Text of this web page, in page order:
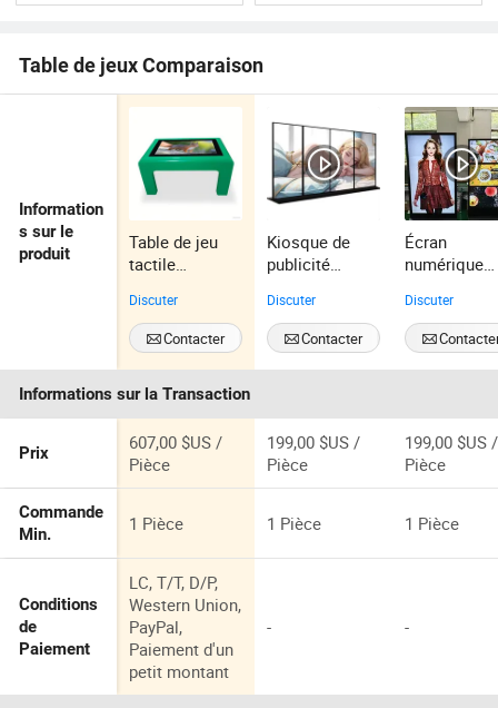
Table de jeux Comparaison
Information
s sur le
produit
Table de jeu
tactile
interactive
pour enfants
Discuter
Contacter
Kiosque de
publicité
plein écran 4K
Écran LCD de
signalisation
numérique sur
Discuter
Contacter
Écran
numérique
pied LCD
intérieur
écran 4K
Kiosque de
publicitaires
sur pied
Discuter
Informations sur la Transaction
Prix
607,00 $US /
Pièce
199,00 $US /
Pièce
199,00 $US /
Pièce
Commande
Min.
1 Pièce 1 Pièce 1 Pièce
Conditions
de
Paiement
LC, T/T, D/P,
Western Union,
PayPal,
Paiement d'un
petit montant
- -